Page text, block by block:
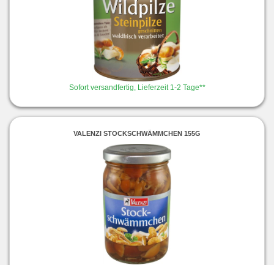
Sofort versandfertig, Lieferzeit 1-2 Tage**
VALENZI STOCKSCHWÄMMCHEN 155G